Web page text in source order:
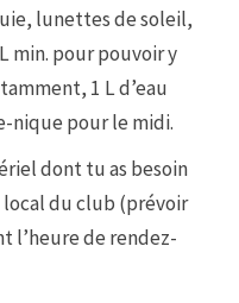
lunettes de soleil,
min. pour pouvoir y
1 L d’eau
nique pour le midi.
dont tu as besoin
local du club (prévoir
l’heure de rendez-